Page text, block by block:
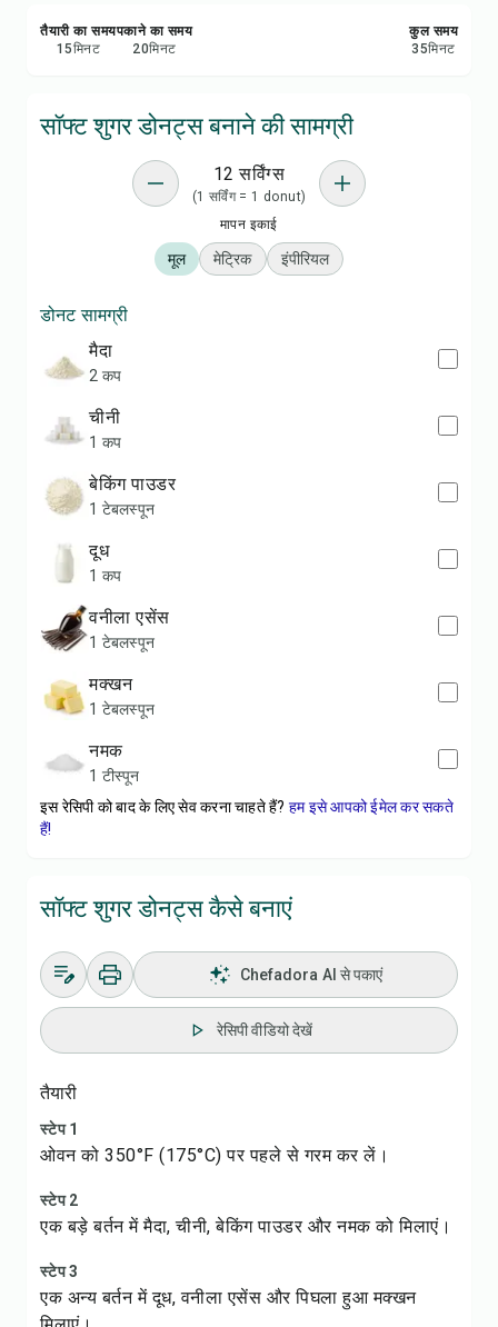
तैयारी का समय
15मिनट
पकाने का समय
20मिनट
कुल समय
35मिनट
सॉफ्ट शुगर डोनट्स बनाने की सामग्री
12 सर्विंग्स
(1 सर्विंग = 1 donut)
मापन इकाई
मूल मेट्रिक इंपीरियल
डोनट सामग्री
मैदा
2 कप
चीनी
1 कप
बेकिंग पाउडर
1 टेबलस्पून
दूध
1 कप
वनीला एसेंस
1 टेबलस्पून
मक्खन
1 टेबलस्पून
नमक
1 टीस्पून
इस रेसिपी को बाद के लिए सेव करना चाहते हैं? हम इसे आपको ईमेल कर सकते
हैं!
सॉफ्ट शुगर डोनट्स कैसे बनाएं
Chefadora AI से पकाएं
रेसिपी वीडियो देखें
तैयारी
स्टेप 1
ओवन को 350°F (175°C) पर पहले से गरम कर लें।
स्टेप 2
एक बड़े बर्तन में मैदा, चीनी, बेकिंग पाउडर और नमक को मिलाएं।
स्टेप 3
एक अन्य बर्तन में दूध, वनीला एसेंस और पिघला हुआ मक्खन